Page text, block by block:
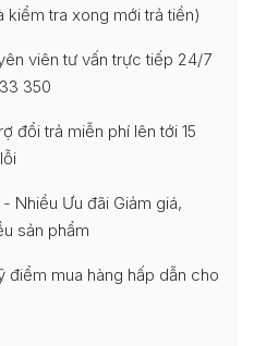
kiểm tra xong mới trả tiền)
viên tư vấn trực tiếp 24/7
350
đổi trả miễn phí lên tới 15
- Nhiều Ưu đãi Giảm giá,
sản phẩm
điểm mua hàng hấp dẫn cho